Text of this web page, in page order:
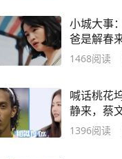
小城大事
爸是解春
梅，月海
1468阅读
喊话桃花
静来，蔡
住院的谣
1396阅读